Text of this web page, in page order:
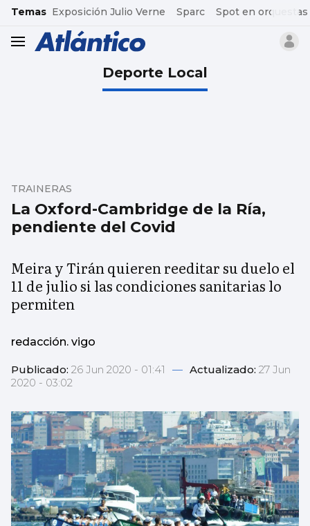
common.go-to-content
Temas Exposición Julio Verne Sparc Spot en orquestas
header.menu.open
Deporte Local
La Oxford-Cambridge de la Ría,
pendiente del Covid
TRAINERAS
Meira y Tirán quieren reeditar su duelo el
11 de julio si las condiciones sanitarias lo
permiten
redacción. vigo
Publicado: 26 Jun 2020 - 01:41 — Actualizado: 27 Jun
2020 - 03:02